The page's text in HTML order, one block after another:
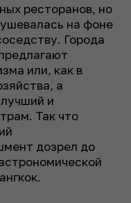
ресторанов, но
на фоне
Города
или, как в
а
и
Так что
дозрел до